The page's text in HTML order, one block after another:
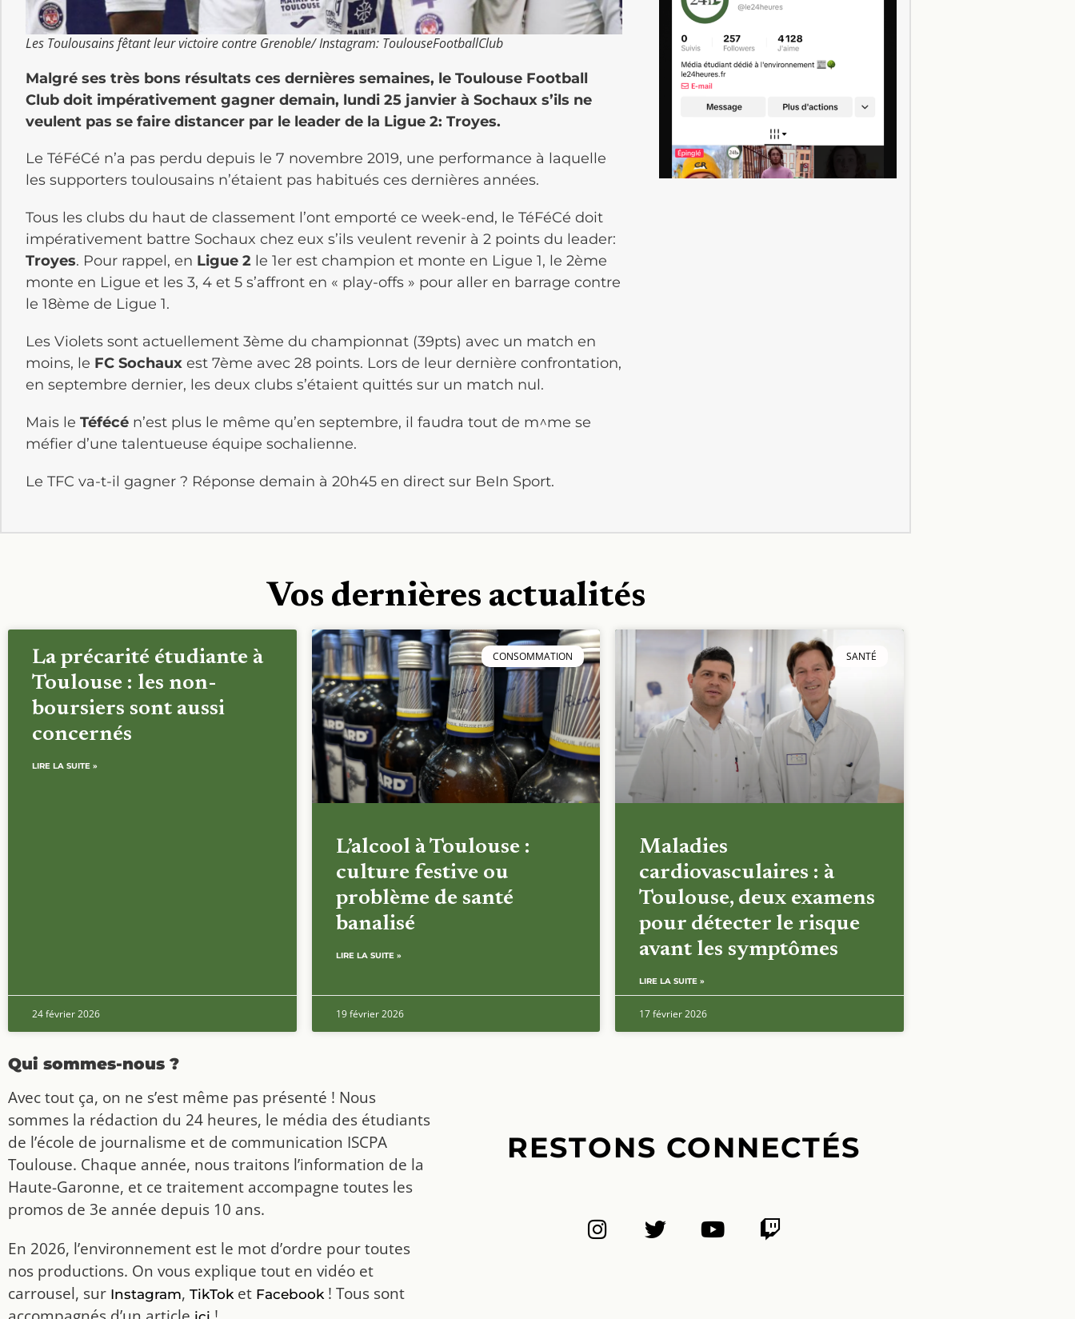
Les Toulousains fêtant leur victoire contre Grenoble/ Instagram: ToulouseFootballClub
Malgré ses très bons résultats ces dernières semaines, le Toulouse Football
Club doit impérativement gagner demain, lundi 25 janvier à Sochaux s’ils ne
veulent pas se faire distancer par le leader de la Ligue 2: Troyes.
Le TéFéCé n’a pas perdu depuis le 7 novembre 2019, une performance à laquelle
les supporters toulousains n’étaient pas habitués ces dernières années.
Tous les clubs du haut de classement l’ont emporté ce week-end, le TéFéCé doit
impérativement battre Sochaux chez eux s’ils veulent revenir à 2 points du leader:
Troyes. Pour rappel, en Ligue 2 le 1er est champion et monte en Ligue 1, le 2ème
monte en Ligue et les 3, 4 et 5 s’affront en « play-offs » pour aller en barrage contre
le 18ème de Ligue 1.
Les Violets sont actuellement 3ème du championnat (39pts) avec un match en
moins, le FC Sochaux est 7ème avec 28 points. Lors de leur dernière confrontation,
en septembre dernier, les deux clubs s’étaient quittés sur un match nul.
Mais le Téfécé n’est plus le même qu’en septembre, il faudra tout de m^me se
méfier d’une talentueuse équipe sochalienne.
Le TFC va-t-il gagner ? Réponse demain à 20h45 en direct sur BeIn Sport.
Vos dernières actualités
La précarité étudiante à
Toulouse : les non-
boursiers sont aussi
concernés
LIRE LA SUITE »
24 février 2026
CONSOMMATION
L’alcool à Toulouse :
culture festive ou
problème de santé
banalisé
LIRE LA SUITE »
19 février 2026
SANTÉ
Maladies
cardiovasculaires : à
Toulouse, deux examens
pour détecter le risque
avant les symptômes
LIRE LA SUITE »
17 février 2026
Qui sommes-nous ?
Avec tout ça, on ne s’est même pas présenté ! Nous
sommes la rédaction du 24 heures, le média des étudiants
de l’école de journalisme et de communication ISCPA
Toulouse. Chaque année, nous traitons l’information de la
Haute-Garonne, et ce traitement accompagne toutes les
promos de 3e année depuis 10 ans.
En 2026, l’environnement est le mot d’ordre pour toutes
nos productions. On vous explique tout en vidéo et
carrousel, sur Instagram, TikToket Facebook! Tous sont
RESTONS CONNECTÉS